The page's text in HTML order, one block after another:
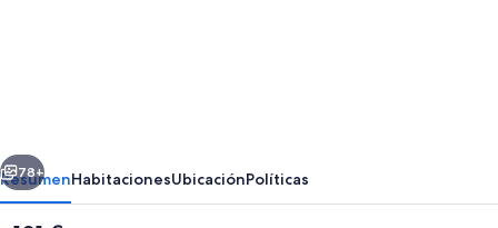
Siguiente
78+
ResumenHabitacionesUbicaciónPolíticas